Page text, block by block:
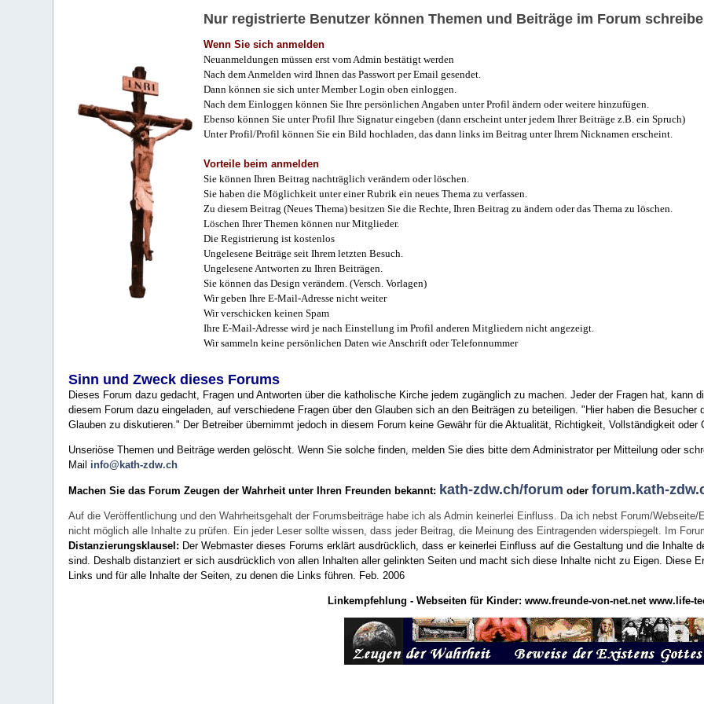
Nur registrierte Benutzer können Themen und Beiträge im Forum
Wenn Sie sich anmelden
Neuanmeldungen müssen erst vom Admin bestätigt werden
Nach dem Anmelden wird Ihnen das Passwort per Email gesendet.
Dann können sie sich unter Member Login oben einloggen.
Nach dem Einloggen können Sie Ihre persönlichen Angaben unter Profil ändern oder weitere hinzufügen.
Ebenso können Sie unter Profil Ihre Signatur eingeben (dann erscheint unter jedem Ihrer Beiträge z.B. ein Spruch)
Unter Profil/Profil können Sie ein Bild hochladen, das dann links im Beitrag unter Ihrem Nicknamen erscheint.
Vorteile beim anmelden
Sie können Ihren Beitrag nachträglich verändern oder löschen.
Sie haben die Möglichkeit unter einer Rubrik ein neues Thema zu verfassen.
Zu diesem Beitrag (Neues Thema) besitzen Sie die Rechte, Ihren Beitrag zu ändern oder das Thema zu löschen.
Löschen Ihrer Themen können nur Mitglieder.
Die Registrierung ist kostenlos
Ungelesene Beiträge seit Ihrem letzten Besuch.
Ungelesene Antworten zu Ihren Beiträgen.
Sie können das Design verändern. (Versch. Vorlagen)
Wir geben Ihre E-Mail-Adresse nicht weiter
Wir verschicken keinen Spam
Ihre E-Mail-Adresse wird je nach Einstellung im Profil anderen Mitgliedern nicht angezeigt.
Wir sammeln keine persönlichen Daten wie Anschrift oder Telefonnummer
Sinn und Zweck dieses Forums
Dieses Forum dazu gedacht, Fragen und Antworten über die katholische Kirche jedem zugänglich zu machen. Jeder der Fragen hat, kann
diesem Forum dazu eingeladen, auf verschiedene Fragen über den Glauben sich an den Beiträgen zu beteiligen. "Hier haben die
Glauben zu diskutieren." Der Betreiber übernimmt jedoch in diesem Forum keine Gewähr für die Aktualität, Richtigkeit, Vollständigkeit
Unseriöse Themen und Beiträge werden gelöscht. Wenn Sie solche finden, melden Sie dies bitte dem Administrator per Mitteilung oder
Mail info@kath-zdw.ch
Machen Sie das Forum Zeugen der Wahrheit unter Ihren Freunden bekannt: kath-zdw.ch/forum oderforum.kath-
Auf die Veröffentlichung und den Wahrheitsgehalt der Forumsbeiträge habe ich als Admin keinerlei Einfluss. Da ich nebst Forum/
nicht möglich alle Inhalte zu prüfen. Ein jeder Leser sollte wissen, dass jeder Beitrag, die Meinung des Eintragenden widerspiegelt. Im
Distanzierungsklausel: Der Webmaster dieses Forums erklärt ausdrücklich, dass er keinerlei Einfluss auf die Gestaltung und die Inhalte
sind. Deshalb distanziert er sich ausdrücklich von allen Inhalten aller gelinkten Seiten und macht sich diese Inhalte nicht zu Eigen.
Diese
Links und für alle Inhalte der Seiten, zu denen die Links führen.
Feb. 2006
Linkempfehlung - Webseiten für Kinder: www.freunde-von-net.net www.life-